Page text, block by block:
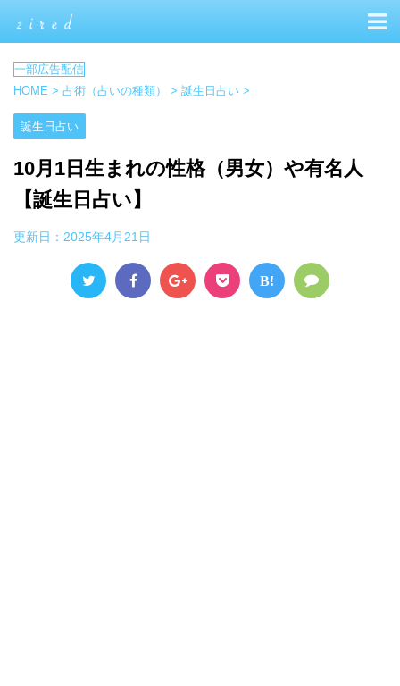
HOME > 占術（占いの種類） > 誕生日占い >
誕生日占い
10月1日生まれの性格（男女）や有名人
【誕生日占い】
更新日： 2025年4月21日
B!